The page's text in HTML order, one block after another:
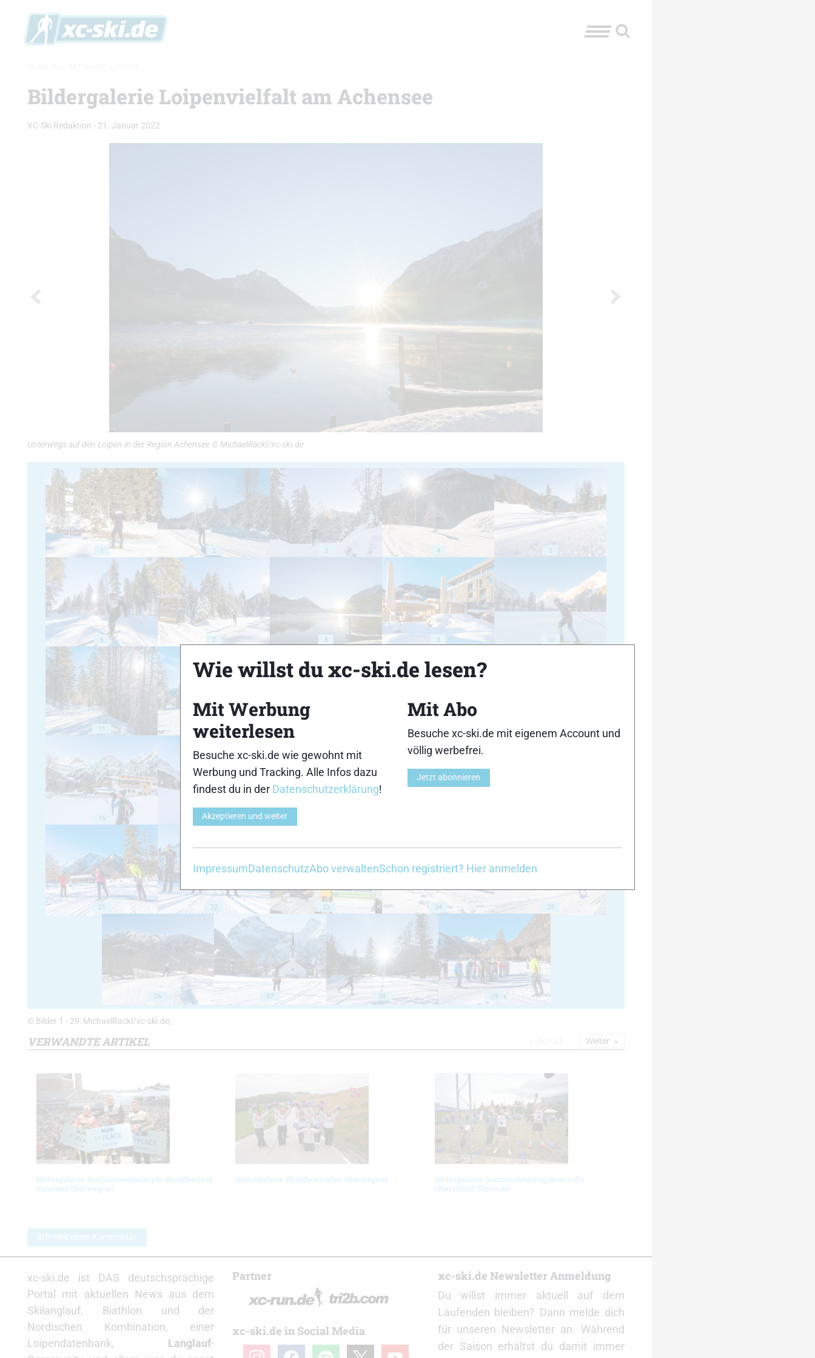
Bildergalerie Loipenvielfalt am Achensee
XC-Ski Redaktion - 21. Januar 2022
Unterwegs auf den Loipen in der Region Achensee © MichaelRackl/xc-ski.de
1 2 3 4 5
6 7 8 9 10
11 12 14
16 17
21 22 23 24 25
26 27 28 29
© Bilder 1 - 29: MichaelRackl/xc-ski.de;
VERWANDTE ARTIKEL
Bildergalerie Biathlonwettkämpfe Blinkfestival
Sandnes (Norwegen)
Bildergalerie Blinkfestivalen (Norwegen)
Bildergalerie Sommerleistungskontrolle
Oberstdorf Skirocks
Weiter
Schreibe einen Kommentar
xc-ski.de ist DAS deutschsprachige
Portal mit aktuellen News aus dem
Skilanglauf, Biathlon und der
Nordischen Kombination, einer
Loipendatenbank, Langlauf-
Partner
xc-ski.de in Social Media
instagramfacebookspotify youtube
xc-ski.de Newsletter Anmeldung
Du willst immer aktuell auf dem
Laufenden bleiben? Dann melde dich
für unseren Newsletter an. Während
der Saison erhältst du damit immer
Wie willst du xc-ski.de lesen?
Mit Werbung
weiterlesen
Besuche xc-ski.de wie gewohnt mit
Werbung und Tracking. Alle Infos dazu
findest du in der Datenschutzerklärung!
Akzeptieren und weiter
Mit Abo
Besuche xc-ski.de mit eigenem Account und
völlig werbefrei.
Jetzt abonnieren
ImpressumDatenschutzAbo verwaltenSchon registriert? Hier anmelden